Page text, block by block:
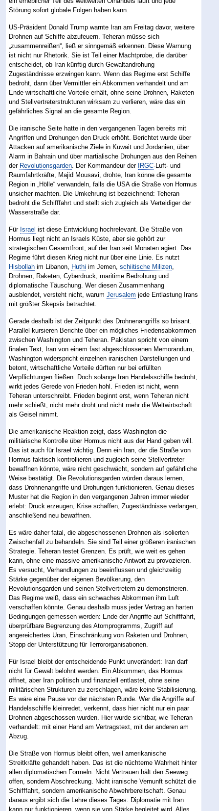
Störung sofort globale Folgen haben kann.
US-Präsident Donald Trump warnte Iran am Freitag davor, weitere
Drohnen auf Schiffe abzufeuern. Teheran müsse sich
„zusammenreißen“, ließ er sinngemäß erkennen. Diese Warnung
ist nicht nur Rhetorik. Sie ist Teil einer Machtprobe, die darüber
entscheidet, ob Iran künftig durch Gewaltandrohung
Zugeständnisse erzwingen kann. Wenn das Regime erst Schiffe
bedroht, dann über Vermittler ein Abkommen verhandelt und am
Ende wirtschaftliche Vorteile erhält, ohne seine Drohnen, Raketen
und Stellvertreterstrukturen wirksam zu verlieren, wäre das ein
gefährliches Signal an die gesamte Region.
Die iranische Seite hatte in den vergangenen Tagen bereits mit
Angriffen und Drohungen den Druck erhöht. Berichtet wurde über
Attacken auf amerikanische Ziele in Kuwait und Jordanien, über
Alarm in Bahrain und über martialische Drohungen aus den Reihen
der Revolutionsgarden . Der Kommandeur der IRGC-Luft- und
Raumfahrtkräfte, Majid Mousavi, drohte, Iran könne die gesamte
Region in „Hölle“ verwandeln, falls die USA die Straße von Hormus
unsicher machten. Die Umkehrung ist bezeichnend: Teheran
bedroht die Schifffahrt und stellt sich zugleich als Verteidiger der
Wasserstraße dar.
Für Israel ist diese Entwicklung hochrelevant. Die Straße von
Hormus liegt nicht an Israels Küste, aber sie gehört zur
strategischen Gesamtfront, auf der Iran seit Monaten agiert. Das
Regime führt diesen Krieg nicht nur über eine Linie. Es nutzt
Hisbollah im Libanon, Huthi im Jemen,schiitische Milizen
Drohnen, Raketen, Cyberdruck, maritime Bedrohung und
diplomatische Täuschung. Wer diesen Zusammenhang
ausblendet, versteht nicht, warumJerusalem jede Entlastung Irans
mit größter Skepsis betrachtet.
Gerade deshalb ist der Zeitpunkt des Drohnenangriffs so brisant.
Parallel kursieren Berichte über ein mögliches Friedensabkommen
zwischen Washington und Teheran. Pakistan spricht von einem
finalen Text, Iran von einem fast abgeschlossenen Memorandum,
Washington widerspricht einzelnen iranischen Darstellungen und
betont, wirtschaftliche Vorteile dürften nur bei erfüllten
Verpflichtungen fließen. Doch solange Iran Handelsschiffe bedroht,
wirkt jedes Gerede von Frieden hohl. Frieden ist nicht, wenn
Teheran unterschreibt. Frieden beginnt erst, wenn Teheran nicht
mehr schießt, nicht mehr droht und nicht mehr die Weltwirtschaft
als Geisel nimmt.
Die amerikanische Reaktion zeigt, dass Washington die
militärische Kontrolle über Hormus nicht aus der Hand geben will.
Das ist auch für Israel wichtig. Denn ein Iran, der die Straße von
Hormus faktisch kontrollieren und zugleich seine Stellvertreter
bewaffnen könnte, wäre nicht geschwächt, sondern auf gefährliche
Weise bestätigt. Die Revolutionsgarden würden daraus lernen,
dass Drohnenangriffe und Drohungen funktionieren. Genau dieses
Muster hat die Region in den vergangenen Jahren immer wieder
erlebt: Druck erzeugen, Krise schaffen, Zugeständnisse verlangen,
anschließend neu bewaffnen.
Es wäre daher fatal, die abgeschossenen Drohnen als isolierten
Zwischenfall zu behandeln. Sie sind Teil einer größeren iranischen
Strategie. Teheran testet Grenzen. Es prüft, wie weit es gehen
kann, ohne eine massive amerikanische Antwort zu provozieren.
Es versucht, Verhandlungen zu beeinflussen und gleichzeitig
Stärke gegenüber der eigenen Bevölkerung, den
Revolutionsgarden und seinen Stellvertretern zu demonstrieren.
Das Regime weiß, dass ein schwaches Abkommen ihm Luft
verschaffen könnte. Genau deshalb muss jeder Vertrag an harten
Bedingungen gemessen werden: Ende der Angriffe auf Schifffahrt,
überprüfbare Begrenzung des Atomprogramms, Zugriff auf
angereichertes Uran, Einschränkung von Raketen und Drohnen,
Stopp der Unterstützung für Terrororganisationen.
Für Israel bleibt der entscheidende Punkt unverändert: Iran darf
nicht für Gewalt belohnt werden. Ein Abkommen, das Hormus
öffnet, aber Iran politisch und finanziell entlastet, ohne seine
militärischen Strukturen zu zerschlagen, wäre keine Stabilisierung.
Es wäre eine Pause vor der nächsten Runde. Wer die Angriffe auf
Handelsschiffe kleinredet, verkennt, dass hier nicht nur ein paar
Drohnen abgeschossen wurden. Hier wurde sichtbar, wie Teheran
verhandelt: mit einer Hand am Vertragstext, mit der anderen am
Abzug.
Die Straße von Hormus bleibt offen, weil amerikanische
Streitkräfte gehandelt haben. Das ist die nüchterne Wahrheit hinter
allen diplomatischen Formeln. Nicht Vertrauen hält den Seeweg
offen, sondern Abschreckung. Nicht iranische Vernunft schützt die
Schifffahrt, sondern amerikanische Abwehrbereitschaft. Genau
daraus ergibt sich die Lehre dieses Tages: Diplomatie mit Iran
kann nur funktionieren, wenn sie von Stärke begleitet wird. Alles